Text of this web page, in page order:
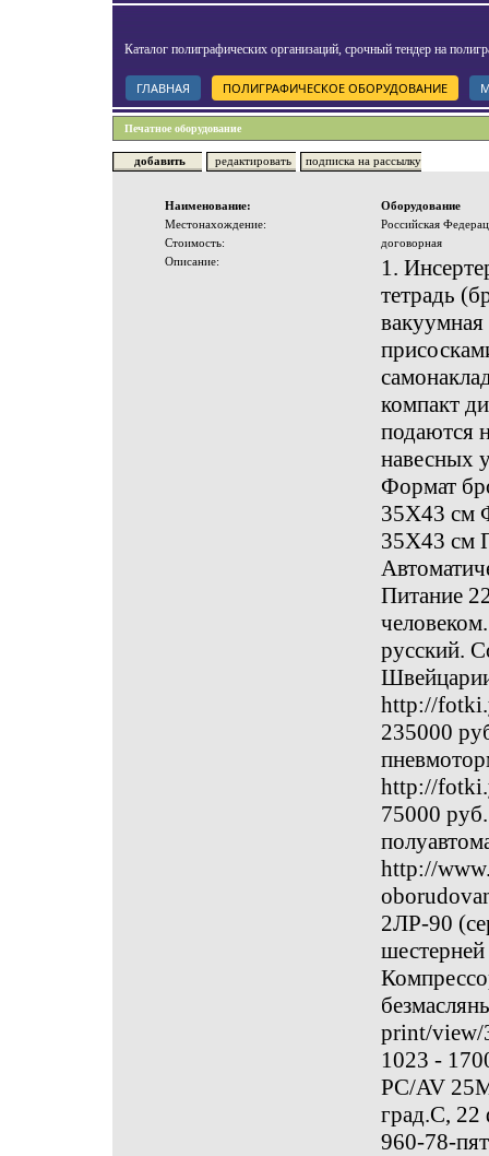
Каталог полиграфических организаций, срочный тендер на
ГЛАВНАЯ ПОЛИГРАФИЧЕСКОЕ ОБОРУДОВАНИЕ
Печатное оборудование
добавить редактировать подписка на рассылку
Наименование:
Оборудование
Местонахождение:
Российская
Стоимость:
договорная
Описание:
1.
тетрадь
вакуумная
компакт
подаются
навесных
Формат
35Х43 см
35Х43 см
Питание
русский.
http://
235000
http://
75000
http://
2ЛР-90
print/view/
1023 -
PC/AV
град.С, 22
960-78-